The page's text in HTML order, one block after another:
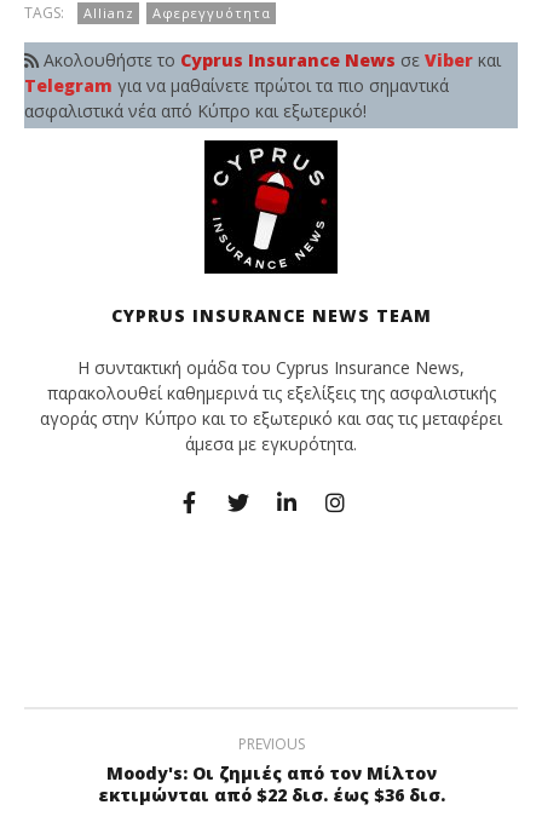
TAGS: Allianz Αφερεγγυότητα
Ακολουθήστε το Cyprus Insurance News σε Viber και
Telegram για να μαθαίνετε πρώτοι τα πιο σημαντικά
ασφαλιστικά νέα από Κύπρο και εξωτερικό!
CYPRUS INSURANCE NEWS TEAM
Η συντακτική ομάδα του Cyprus Insurance News,
παρακολουθεί καθημερινά τις εξελίξεις της ασφαλιστικής
αγοράς στην Κύπρο και το εξωτερικό και σας τις μεταφέρει
άμεσα με εγκυρότητα.
PREVIOUS
Moody's: Οι ζημιές από τον Μίλτον
εκτιμώνται από $22 δισ. έως $36 δισ.